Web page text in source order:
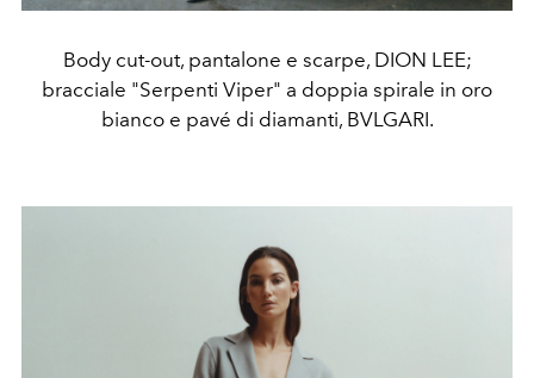
Body cut-out, pantalone e scarpe, DION LEE;
bracciale "Serpenti Viper" a doppia spirale in oro
bianco e pavé di diamanti, BVLGARI.